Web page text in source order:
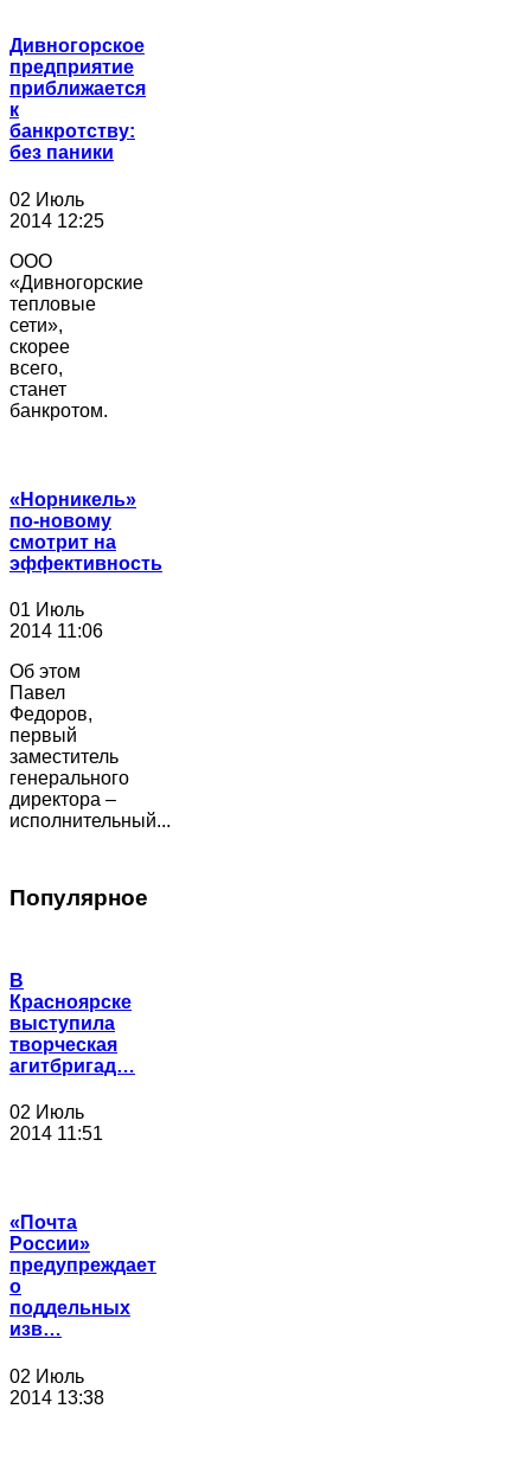
Дивногорское
предприятие
приближается
к
банкротству:
без паники
02 Июль
2014 12:25
ООО
«Дивногорские
тепловые
сети»,
скорее
всего,
станет
банкротом.
«Норникель»
по-новому
смотрит на
эффективность
01 Июль
2014 11:06
Об этом
Павел
Федоров,
первый
заместитель
генерального
директора –
исполнительный...
Популярное
В
Красноярске
выступила
творческая
агитбригад…
02 Июль
2014 11:51
«Почта
России»
предупреждает
о
поддельных
изв…
02 Июль
2014 13:38